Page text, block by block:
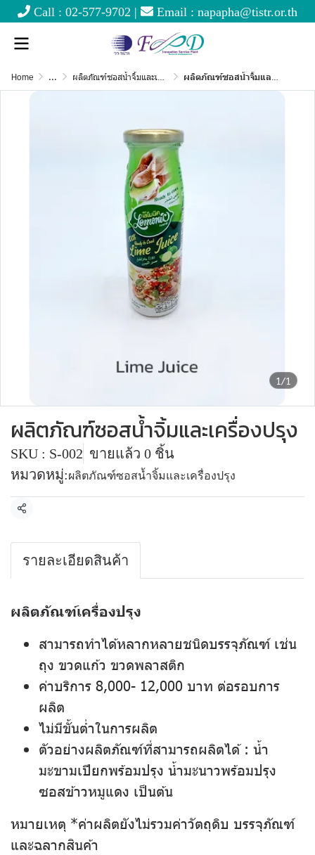
Call : 02-577-9702 | Email : napapha@tistr.or.th
Home ... ผลิตภัณฑ์ซอสน้ำจิ้มและเครื่องปรุง ผลิตภัณฑ์ซอสน้ำจิ้มและเครื่องปรุง
1/1
ผลิตภัณฑ์ซอสน้ำจิ้มและเครื่องปรุง
SKU : S-002 ขายแล้ว 0 ชิ้น
หมวดหมู่:ผลิตภัณฑ์ซอสน้ำจิ้มและเครื่องปรุง
แชร์
รายละเอียดสินค้า
ผลิตภัณฑ์เครื่องปรุง
สามารถทำได้หลากหลายชนิดบรรจุภัณฑ์ เช่น
ถุง ขวดแก้ว ขวดพลาสติก
ค่าบริการ 8,000- 12,000 บาท ต่อรอบการ
ผลิต
ไม่มีขั้นต่ำในการผลิต
ตัวอย่างผลิตภัณฑ์ที่สามารถผลิตได้ : น้ำ
มะขามเปียกพร้อมปรุง น้ำมะนาวพร้อมปรุง
ซอสข้าวหมูแดง เป็นต้น
หมายเหตุ *ค่าผลิตยังไม่รวมค่าวัตถุดิบ บรรจุภัณฑ์
และฉลากสินค้า